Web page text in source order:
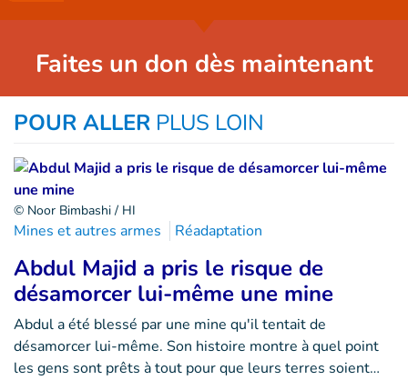
Faites un don dès maintenant
POUR ALLER PLUS LOIN
© Noor Bimbashi / HI
Mines et autres armes Réadaptation
Abdul Majid a pris le risque de
désamorcer lui-même une mine
Abdul a été blessé par une mine qu'il tentait de
désamorcer lui-même. Son histoire montre à quel point
les gens sont prêts à tout pour que leurs terres soient…